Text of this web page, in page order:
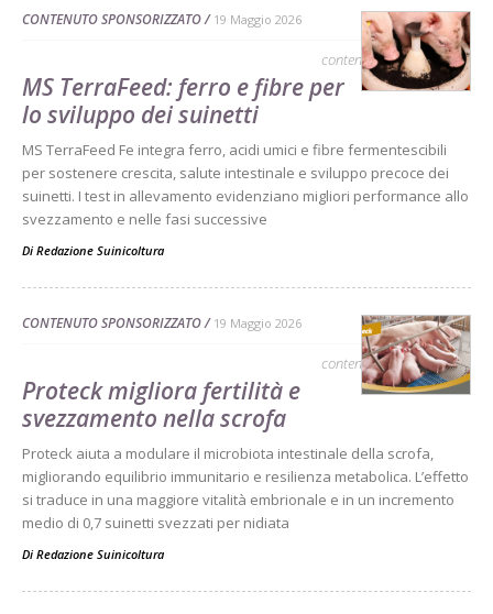
CONTENUTO SPONSORIZZATO 19 Maggio 2026
contenuto sponsorizzato
MS TerraFeed: ferro e fibre per
lo sviluppo dei suinetti
MS TerraFeed Fe integra ferro, acidi umici e fibre fermentescibili
per sostenere crescita, salute intestinale e sviluppo precoce dei
suinetti. I test in allevamento evidenziano migliori performance allo
svezzamento e nelle fasi successive
Di Redazione Suinicoltura
CONTENUTO SPONSORIZZATO 19 Maggio 2026
contenuto sponsorizzato
Proteck migliora fertilità e
svezzamento nella scrofa
Proteck aiuta a modulare il microbiota intestinale della scrofa,
migliorando equilibrio immunitario e resilienza metabolica. L’effetto
si traduce in una maggiore vitalità embrionale e in un incremento
medio di 0,7 suinetti svezzati per nidiata
Di Redazione Suinicoltura